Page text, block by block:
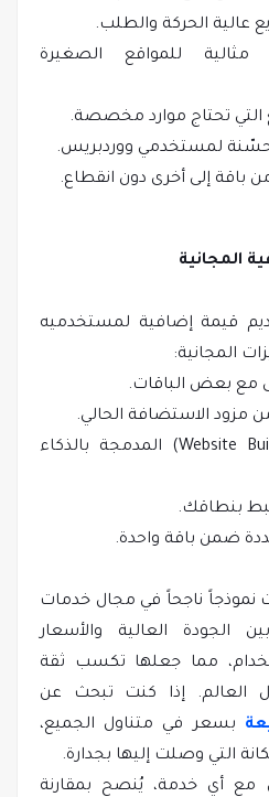
للمواقع الصغيرة
باقة إلى أخرى دون انقطاع.
المجانية
قيمة إضافية لمستخدميه
المجانية:
مع بعض الباقات.
مزود الاستضافة الحالي.
• أداة بناء المواقع (Website Builder) المدمجة بالذكاء
بنطاقك.
ضمن باقة واحدة.
ناجحاً في مجال خدمات
الجودة العالية والأسعار
مما جعلها تكسب ثقة
العالم. إذا كنت تبحث عن
بسعر في متناول الجميع،
التي وصلت إليها بجدارة.
مع أي خدمة، يُنصح بمقارنة